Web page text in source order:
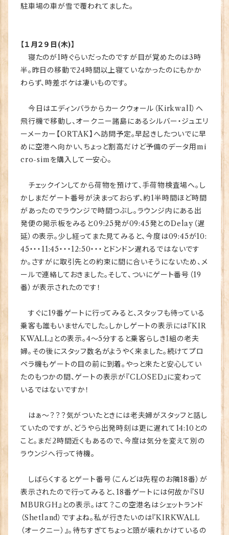
駐車場の車が雪で覆われてました。
【１月２９日(木)】
寝たのが1時ぐらいだったのですが目が覚めたのは3時
半。昨日の移動で24時間以上寝ていなかったのにもかか
わらず、時差ボケは凄いものです。
今日はエディンバラからカークウォール（Kirkwall）へ
飛行機で移動し、オークニー諸島にあるシルバー・ジュエリ
ーメーカー【ORTAK】へ訪問予定。早起きしたついでに早
めに空港へ向かい、ちょっと割高だけど予備のデータ用mi
cro-simを購入して一安心。
チェックインしてから荷物を預けて、手荷物検査場へ。し
かしまだゲート番号が決まっておらず、約1半時間ほど時間
があったのでラウンジで時間つぶし。ラウンジ内にある出
発便の掲示板をみると09:25発が09:45発とのDelay（遅
延）の表示。少し経ってまた見てみると、今度は09:45が10:
45・・・11:45・・・12:50・・・とドンドン遅れるではないです
か。さすがに取引先との約束に間に合いそうにないため、メ
ールで連絡しておきました。そして、ついにゲート番号（19
番）が表示されたのです！
すぐに19番ゲートに行ってみると、スタッフも待っている
乗客も誰もいませんでした。しかしゲートの表示には『KIR
KWALL』との表示。4～5分すると乗客らしき1組の老夫
婦。その後にスタッフ数名がようやく来ました。続けてプロ
ペラ機もゲートの目の前に到着。やっと来たと安心してい
たのもつかの間、ゲートの表示が『CLOSED』に変わって
いるではないですか！
はぁ～？？？気がついたときには老夫婦がスタッフと話し
ていたのですが、どうやら出発時刻は更に遅れて14:10との
こと。まだ2時間近くもあるので、今度は気分を変えて別の
ラウンジへ行って待機。
しばらくするとゲート番号（こんどは先程のお隣18番）が
表示されたので行ってみると、18番ゲートには何故か『SU
MBURGH』との表示。はて？この空港名はシェットランド
（Shetland）ですよね。私が行きたいのは『KIRKWALL
（オークニー）』。待ちすぎてちょっと頭が壊れかけているの